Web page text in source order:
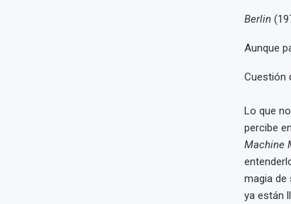
Berlin
Aunque
Cuestión
Lo que
percibe
Machine
magia de
ya están